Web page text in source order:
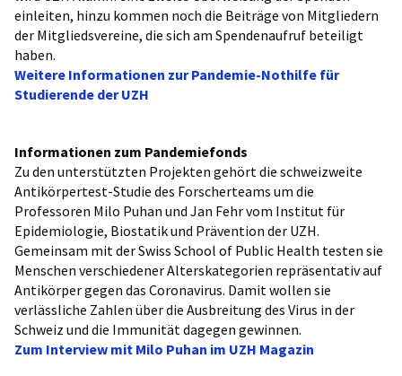
einleiten, hinzu kommen noch die Beiträge von Mitgliedern
der Mitgliedsvereine, die sich am Spendenaufruf beteiligt
haben.
Weitere Informationen zur Pandemie-Nothilfe für
Studierende der UZH
Informationen zum Pandemiefonds
Zu den unterstützten Projekten gehört die schweizweite
Antikörpertest-Studie des Forscherteams um die
Professoren Milo Puhan und Jan Fehr vom Institut für
Epidemiologie, Biostatik und Prävention der UZH.
Gemeinsam mit der Swiss School of Public Health testen sie
Menschen verschiedener Alterskategorien repräsentativ auf
Antikörper gegen das Coronavirus. Damit wollen sie
verlässliche Zahlen über die Ausbreitung des Virus in der
Schweiz und die Immunität dagegen gewinnen.
Zum Interview mit Milo Puhan im UZH Magazin